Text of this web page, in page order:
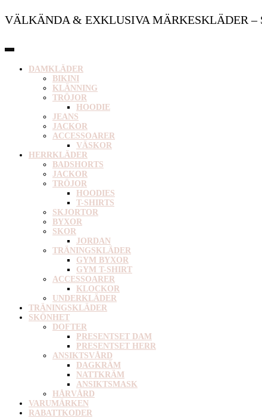
VÄLKÄNDA & EXKLUSIVA MÄRKESKLÄDER –
DAMKLÄDER
BIKINI
KLÄNNING
TRÖJOR
HOODIE
JEANS
JACKOR
ACCESSOARER
VÄSKOR
HERRKLÄDER
BADSHORTS
JACKOR
TRÖJOR
HOODIES
T-SHIRTS
SKJORTOR
BYXOR
SKOR
JORDAN
TRÄNINGSKLÄDER
GYM BYXOR
GYM T-SHIRT
ACCESSOARER
KLOCKOR
UNDERKLÄDER
TRÄNINGSKLÄDER
SKÖNHET
DOFTER
PRESENTSET DAM
PRESENTSET HERR
ANSIKTSVÅRD
DAGKRÄM
NATTKRÄM
ANSIKTSMASK
HÅRVÅRD
VARUMÄRKEN
RABATTKODER